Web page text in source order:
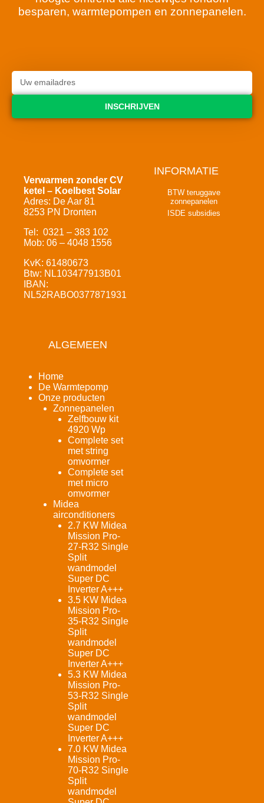
besparen, warmtepompen en zonnepanelen.
INSCHRIJVEN
Verwarmen zonder CV
ketel – Koelbest Solar
Adres: De Aar 81
8253 PN Dronten
Tel: 0321 – 383 102
Mob: 06 – 4048 1556
KvK: 61480673
Btw: NL103477913B01
IBAN:
NL52RABO0377871931
INFORMATIE
BTW teruggave
zonnepanelen
ISDE subsidies
ALGEMEEN
Home
De Warmtepomp
Onze producten
Zonnepanelen
Zelfbouw kit
4920 Wp
Complete set
met string
omvormer
Complete set
met micro
omvormer
Midea
airconditioners
2.7 KW Midea
Mission Pro-
27-R32 Single
Split
wandmodel
Super DC
Inverter A+++
3.5 KW Midea
Mission Pro-
35-R32 Single
Split
wandmodel
Super DC
Inverter A+++
5.3 KW Midea
Mission Pro-
53-R32 Single
Split
wandmodel
Super DC
Inverter A+++
7.0 KW Midea
Mission Pro-
70-R32 Single
Split
wandmodel